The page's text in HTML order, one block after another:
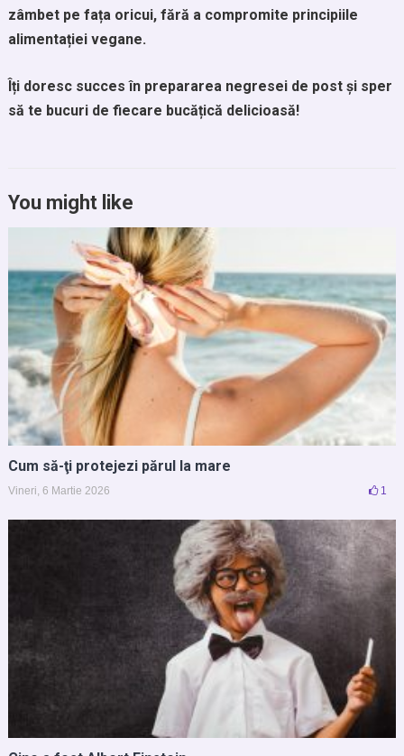
zâmbet pe fața oricui, fără a compromite principiile
alimentației vegane.
Îți doresc succes în prepararea negresei de post și sper
să te bucuri de fiecare bucățică delicioasă!
You might like
Cum să-ţi protejezi părul la mare
Vineri, 6 Martie 2026 1